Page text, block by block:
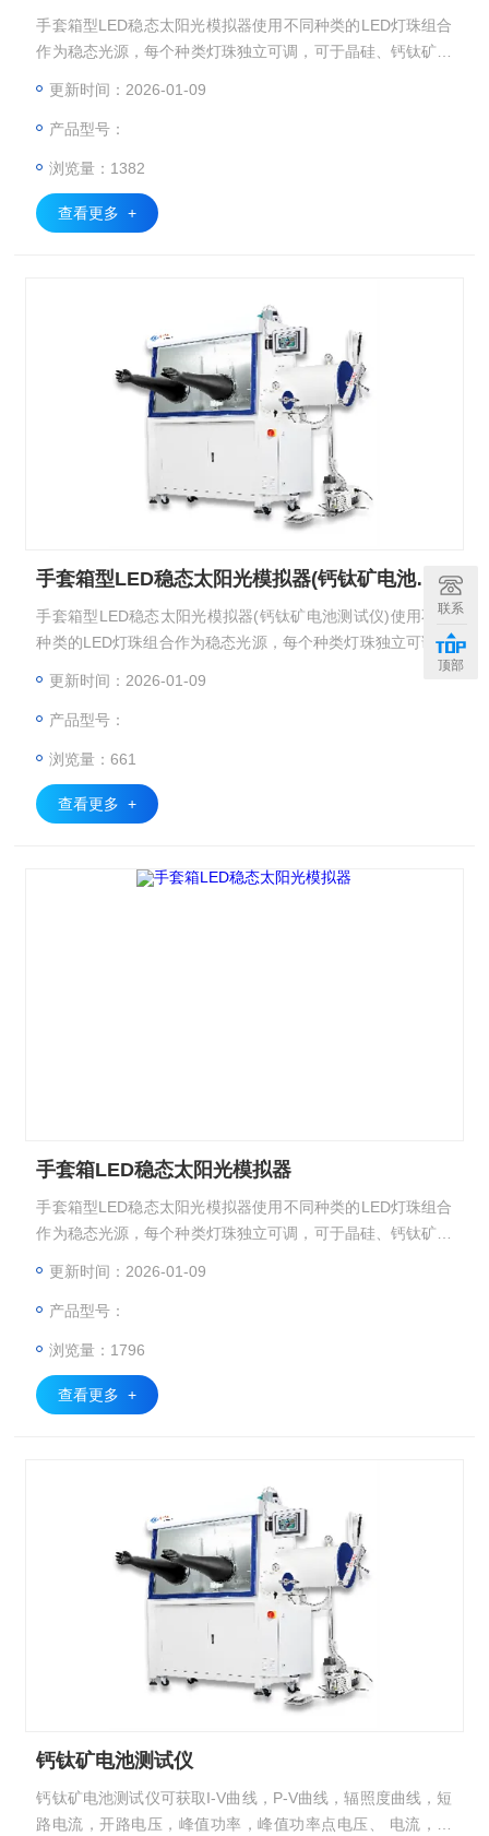
手套箱型LED稳态太阳光模拟器使用不同种类的LED灯珠组合
作为稳态光源，每个种类灯珠独立可调，可于晶硅、钙钛矿与
头、参考电池、计算机、显示器等。
更新时间：2026-01-09
产品型号：
浏览量：1382
查看更多 +
手套箱型LED稳态太阳光模拟器(钙钛矿电池测试仪)
手套箱型LED稳态太阳光模拟器(钙钛矿电池测试仪)使用不同
种类的LED灯珠组合作为稳态光源，每个种类灯珠独立可调，
更新时间：2026-01-09
产品型号：
浏览量：661
查看更多 +
手套箱LED稳态太阳光模拟器
手套箱型LED稳态太阳光模拟器使用不同种类的LED灯珠组合
作为稳态光源，每个种类灯珠独立可调，可于晶硅、钙钛矿与
头、参考电池、计算机、显示器等。
更新时间：2026-01-09
产品型号：
浏览量：1796
查看更多 +
钙钛矿电池测试仪
钙钛矿电池测试仪可获取I-V曲线，P-V曲线，辐照度曲线，短
路电流，开路电压，峰值功率，峰值功率点电压、 电流，定
联系
顶部